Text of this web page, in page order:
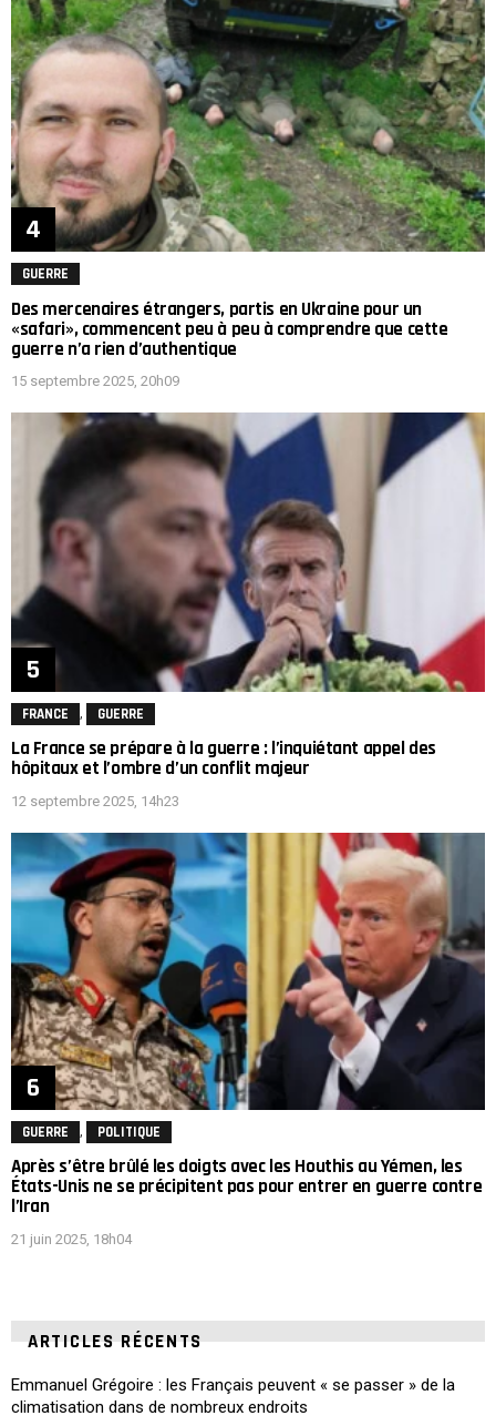
GUERRE
Des mercenaires étrangers, partis en Ukraine pour un
«safari», commencent peu à peu à comprendre que cette
guerre n’a rien d’authentique
15 septembre 2025, 20h09
FRANCE GUERRE
La France se prépare à la guerre : l’inquiétant appel des
hôpitaux et l’ombre d’un conflit majeur
12 septembre 2025, 14h23
GUERRE , POLITIQUE
Après s’être brûlé les doigts avec les Houthis au Yémen, les
États-Unis ne se précipitent pas pour entrer en guerre contre
l’Iran
21 juin 2025, 18h04
ARTICLES RÉCENTS
Emmanuel Grégoire : les Français peuvent « se passer » de la
climatisation dans de nombreux endroits